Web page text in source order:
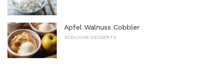
Apfel Walnuss Cobbler
SÜDLICHE DESSERTS